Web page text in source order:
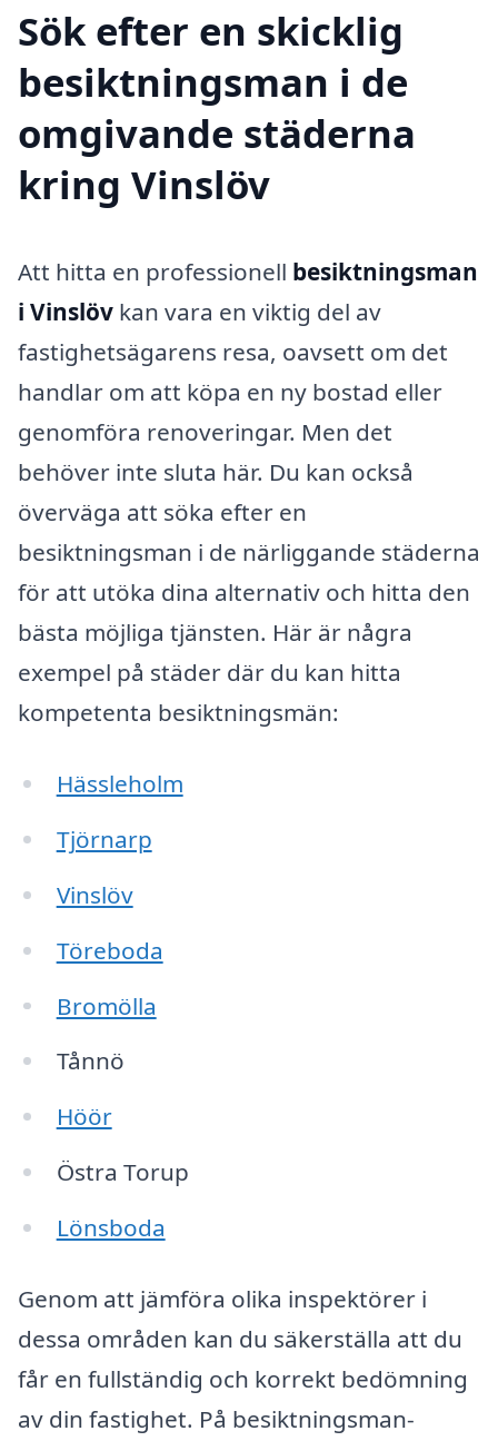
Sök efter en skicklig
besiktningsman i de
omgivande städerna
kring Vinslöv
Att hitta en professionell besiktningsman
i Vinslöv kan vara en viktig del av
fastighetsägarens resa, oavsett om det
handlar om att köpa en ny bostad eller
genomföra renoveringar. Men det
behöver inte sluta här. Du kan också
överväga att söka efter en
besiktningsman i de närliggande städerna
för att utöka dina alternativ och hitta den
bästa möjliga tjänsten. Här är några
exempel på städer där du kan hitta
kompetenta besiktningsmän:
Hässleholm
Tjörnarp
Vinslöv
Töreboda
Bromölla
Tånnö
Höör
Östra Torup
Lönsboda
Genom att jämföra olika inspektörer i
dessa områden kan du säkerställa att du
får en fullständig och korrekt bedömning
av din fastighet. På besiktningsman-